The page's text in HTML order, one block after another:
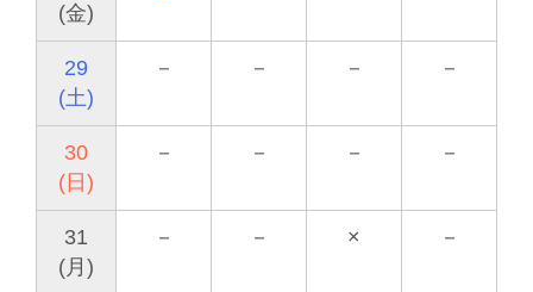
(金)
29
(土)
－ － － －
30
(日)
－ － － －
31
(月)
－ － × －